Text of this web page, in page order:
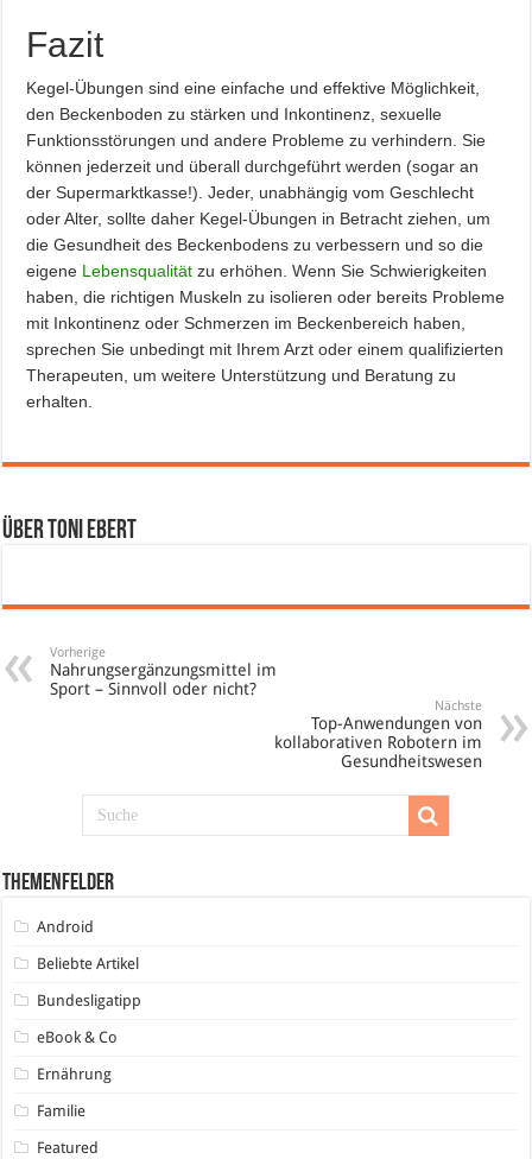
Fazit
Kegel-Übungen sind eine einfache und effektive Möglichkeit,
den Beckenboden zu stärken und Inkontinenz, sexuelle
Funktionsstörungen und andere Probleme zu verhindern. Sie
können jederzeit und überall durchgeführt werden (sogar an
der Supermarktkasse!). Jeder, unabhängig vom Geschlecht
oder Alter, sollte daher Kegel-Übungen in Betracht ziehen, um
die Gesundheit des Beckenbodens zu verbessern und so die
eigene Lebensqualität zu erhöhen. Wenn Sie Schwierigkeiten
haben, die richtigen Muskeln zu isolieren oder bereits Probleme
mit Inkontinenz oder Schmerzen im Beckenbereich haben,
sprechen Sie unbedingt mit Ihrem Arzt oder einem qualifizierten
Therapeuten, um weitere Unterstützung und Beratung zu
erhalten.
Über Toni Ebert
Vorherige
Nahrungsergänzungsmittel im
Sport – Sinnvoll oder nicht?
Nächste
Top-Anwendungen von
kollaborativen Robotern im
Gesundheitswesen
Themenfelder
Android
Beliebte Artikel
Bundesligatipp
eBook & Co
Ernährung
Familie
Featured